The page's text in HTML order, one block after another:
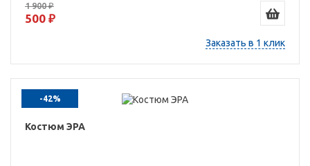
1 900 ₽
500 ₽
Заказать в 1 клик
-42%
Костюм ЭРА